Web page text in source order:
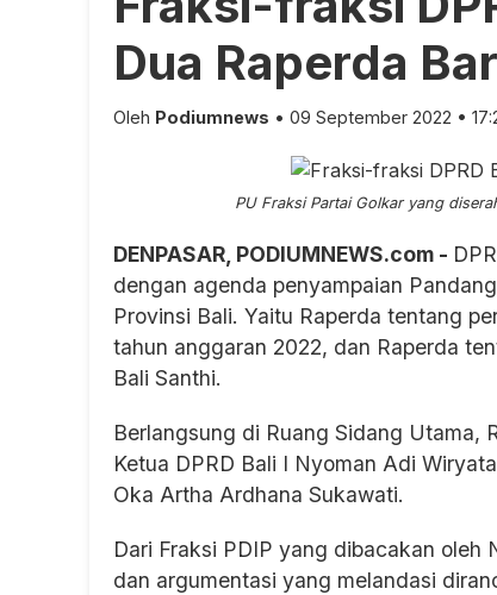
Dua Raperda
Oleh Podiumnews • 09 September 2022 •
PU Fraksi Partai Golkar yang
DENPASAR, PODIUMNEWS.com -
dengan agenda penyampaian
Provinsi Bali. Yaitu Raperda tentang
tahun anggaran 2022, dan Raperda
Bali Santhi.
Berlangsung di Ruang Sidang Utama,
Ketua DPRD Bali I Nyoman Adi
Oka Artha Ardhana Sukawati.
Dari Fraksi PDIP yang dibacakan
dan argumentasi yang melandasi